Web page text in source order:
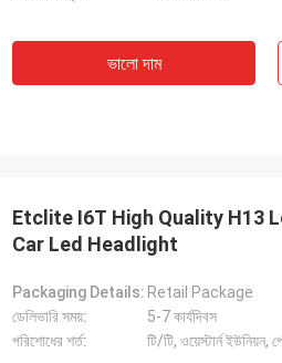
ভালো দাম
Etclite I6T High Quality H13
Car Led Headlight
Packaging Details: Retail Package
ডেলিভারি সময়:
5-7 কার্যদিবস
পরিশোধের শর্ত:
টি/টি, ওয়েস্টার্ন ইউনিয়ন,